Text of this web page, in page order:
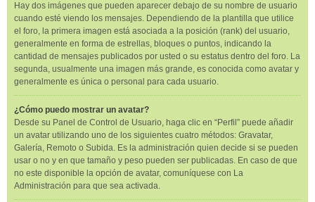
Hay dos imágenes que pueden aparecer debajo de su nombre de usuario
cuando esté viendo los mensajes. Dependiendo de la plantilla que utilice
el foro, la primera imagen está asociada a la posición (rank) del usuario,
generalmente en forma de estrellas, bloques o puntos, indicando la
cantidad de mensajes publicados por usted o su estatus dentro del foro. La
segunda, usualmente una imagen más grande, es conocida como avatar y
generalmente es única o personal para cada usuario.
¿Cómo puedo mostrar un avatar?
Desde su Panel de Control de Usuario, haga clic en “Perfil” puede añadir
un avatar utilizando uno de los siguientes cuatro métodos: Gravatar,
Galería, Remoto o Subida. Es la administración quien decide si se pueden
usar o no y en que tamaño y peso pueden ser publicadas. En caso de que
no este disponible la opción de avatar, comuníquese con La
Administración para que sea activada.